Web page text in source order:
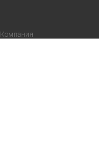
Компания